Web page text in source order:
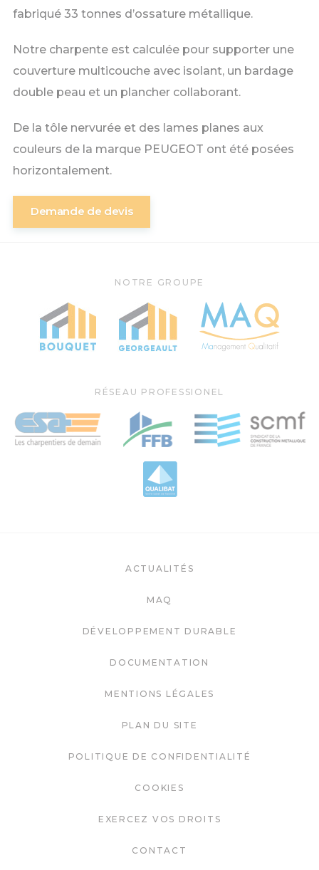
fabriqué 33 tonnes d’ossature métallique.
Notre charpente est calculée pour supporter une
couverture multicouche avec isolant, un bardage
double peau et un plancher collaborant.
De la tôle nervurée et des lames planes aux
couleurs de la marque PEUGEOT ont été posées
horizontalement.
Demande de devis
NOTRE GROUPE
RÉSEAU PROFESSIONEL
ACTUALITÉS
MAQ
DÉVELOPPEMENT DURABLE
DOCUMENTATION
MENTIONS LÉGALES
PLAN DU SITE
POLITIQUE DE CONFIDENTIALITÉ
COOKIES
EXERCEZ VOS DROITS
CONTACT